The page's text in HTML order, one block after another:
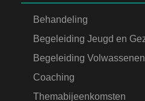
Behandeling
Begeleiding Jeugd en
Begeleiding Volwassenen
Coaching
Themabijeenkomsten